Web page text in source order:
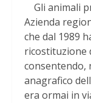
Gli animali
Azienda
che dal 1989
ricostituzione
consentendo,
anagrafico
era ormai in